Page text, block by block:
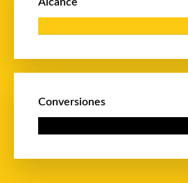
Conversiones